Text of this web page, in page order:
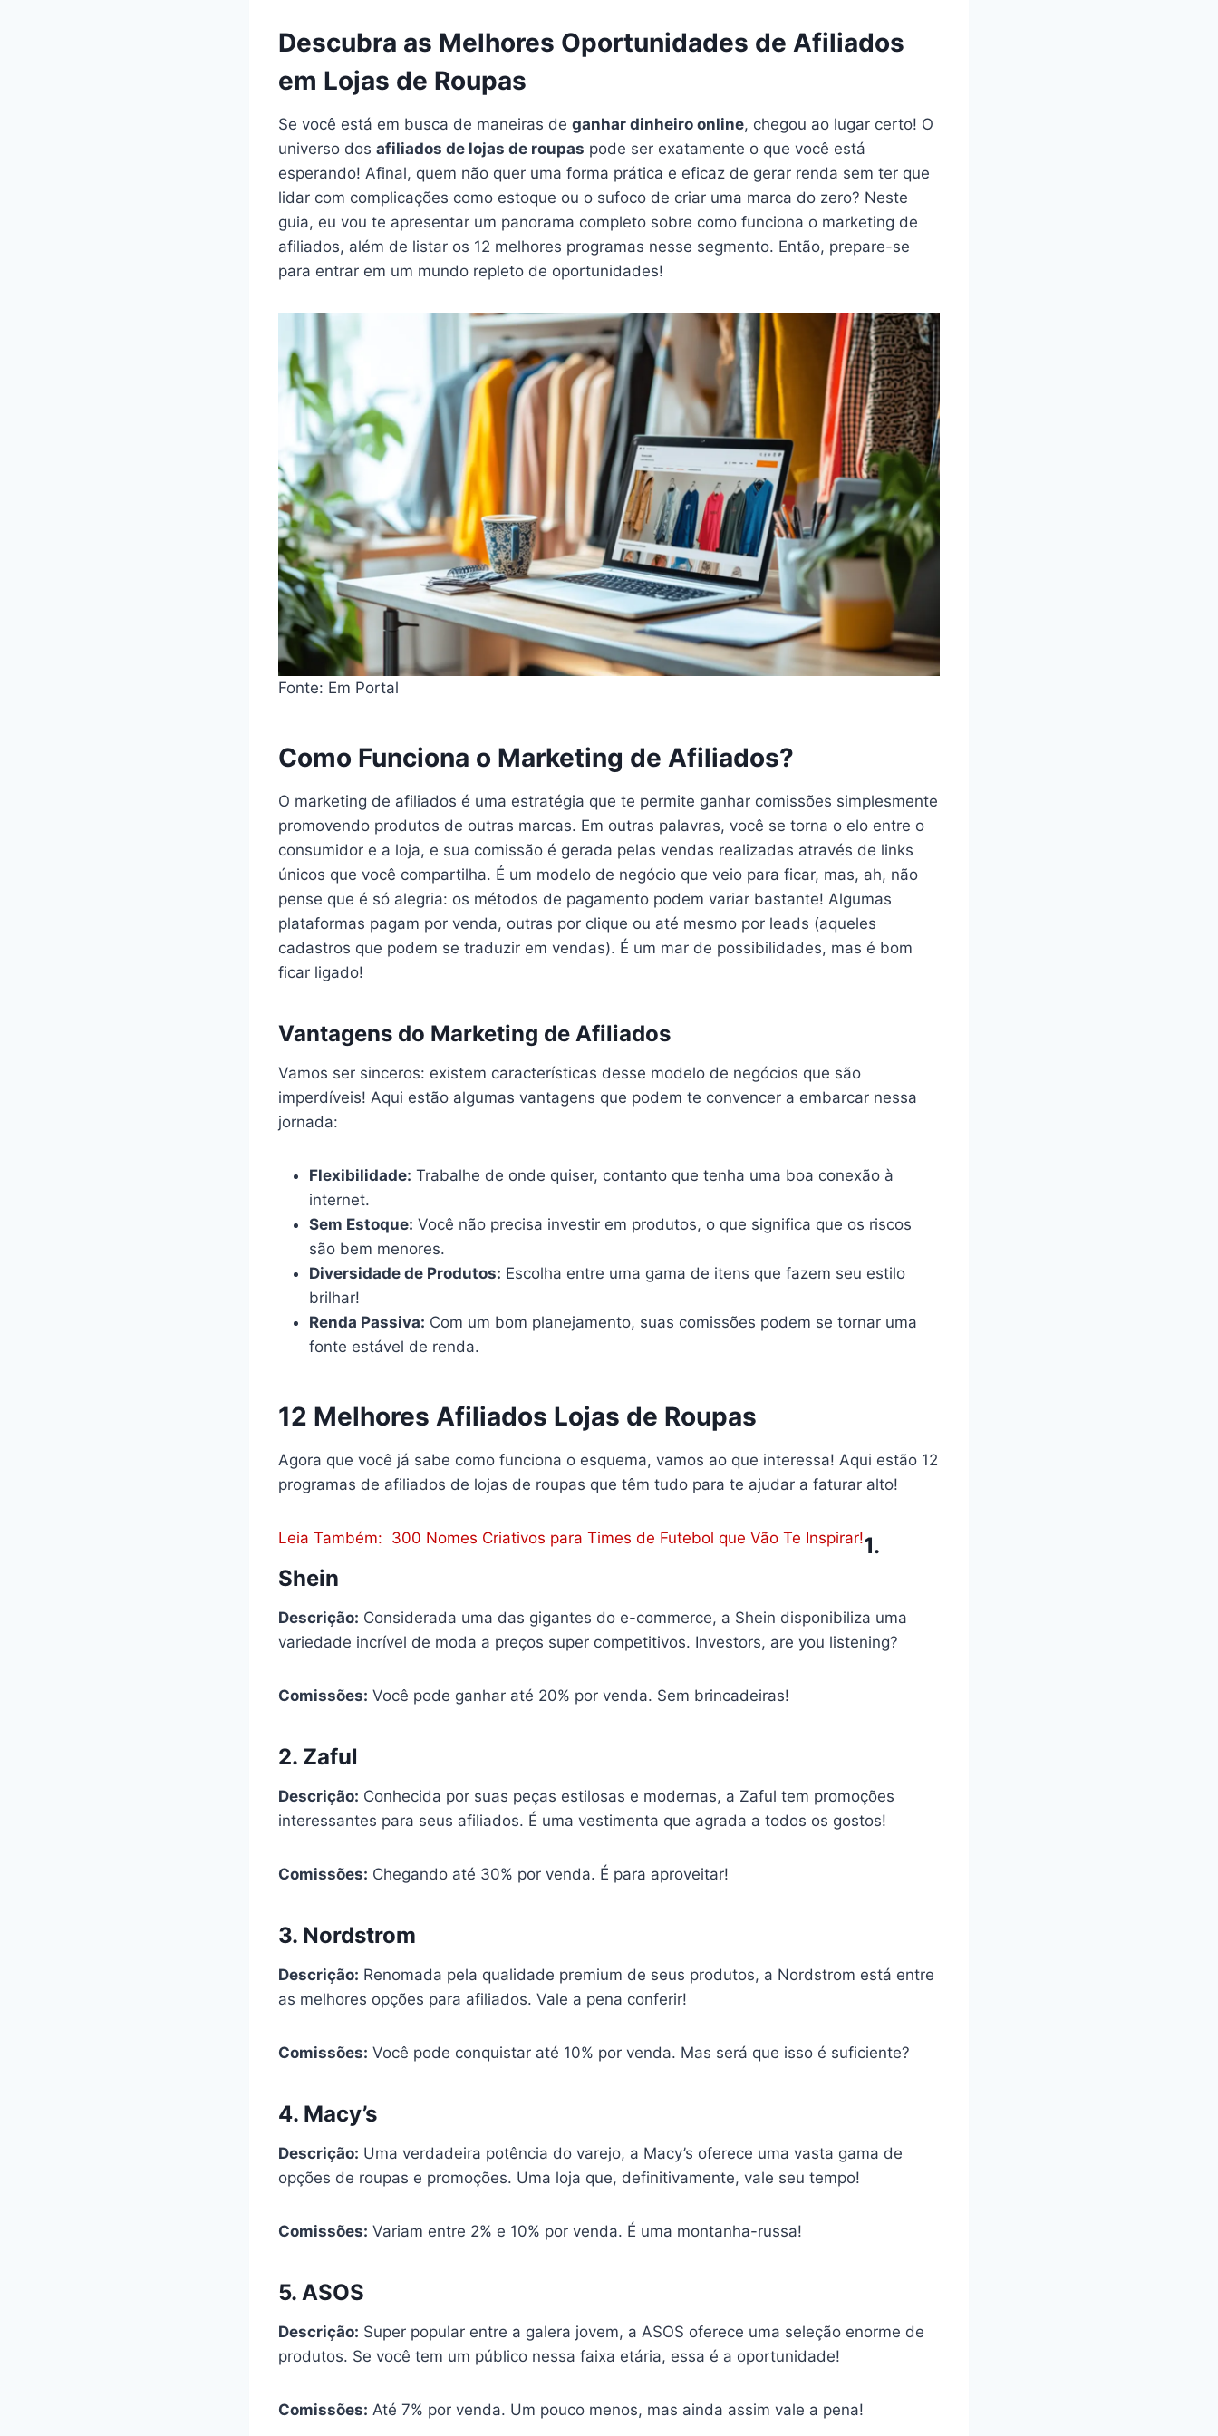
Descubra as Melhores Oportunidades de Afiliados
em Lojas de Roupas
Se você está em busca de maneiras de ganhar dinheiro online, chegou ao lugar certo! O
universo dos afiliados de lojas de roupas pode ser exatamente o que você está
esperando! Afinal, quem não quer uma forma prática e eficaz de gerar renda sem ter que
lidar com complicações como estoque ou o sufoco de criar uma marca do zero? Neste
guia, eu vou te apresentar um panorama completo sobre como funciona o marketing de
afiliados, além de listar os 12 melhores programas nesse segmento. Então, prepare-se
para entrar em um mundo repleto de oportunidades!
Fonte: Em Portal
Como Funciona o Marketing de Afiliados?
O marketing de afiliados é uma estratégia que te permite ganhar comissões simplesmente
promovendo produtos de outras marcas. Em outras palavras, você se torna o elo entre o
consumidor e a loja, e sua comissão é gerada pelas vendas realizadas através de links
únicos que você compartilha. É um modelo de negócio que veio para ficar, mas, ah, não
pense que é só alegria: os métodos de pagamento podem variar bastante! Algumas
plataformas pagam por venda, outras por clique ou até mesmo por leads (aqueles
cadastros que podem se traduzir em vendas). É um mar de possibilidades, mas é bom
ficar ligado!
Vantagens do Marketing de Afiliados
Vamos ser sinceros: existem características desse modelo de negócios que são
imperdíveis! Aqui estão algumas vantagens que podem te convencer a embarcar nessa
jornada:
Flexibilidade: Trabalhe de onde quiser, contanto que tenha uma boa conexão à
internet.
Sem Estoque: Você não precisa investir em produtos, o que significa que os riscos
são bem menores.
Diversidade de Produtos: Escolha entre uma gama de itens que fazem seu estilo
brilhar!
Renda Passiva: Com um bom planejamento, suas comissões podem se tornar uma
fonte estável de renda.
12 Melhores Afiliados Lojas de Roupas
Agora que você já sabe como funciona o esquema, vamos ao que interessa! Aqui estão 12
programas de afiliados de lojas de roupas que têm tudo para te ajudar a faturar alto!
Leia Também: 300 Nomes Criativos para Times de Futebol que Vão Te Inspirar!1.
Shein
Descrição: Considerada uma das gigantes do e-commerce, a Shein disponibiliza uma
variedade incrível de moda a preços super competitivos. Investors, are you listening?
Comissões: Você pode ganhar até 20% por venda. Sem brincadeiras!
2. Zaful
Descrição: Conhecida por suas peças estilosas e modernas, a Zaful tem promoções
interessantes para seus afiliados. É uma vestimenta que agrada a todos os gostos!
Comissões: Chegando até 30% por venda. É para aproveitar!
3. Nordstrom
Descrição: Renomada pela qualidade premium de seus produtos, a Nordstrom está entre
as melhores opções para afiliados. Vale a pena conferir!
Comissões: Você pode conquistar até 10% por venda. Mas será que isso é suficiente?
4. Macy’s
Descrição: Uma verdadeira potência do varejo, a Macy’s oferece uma vasta gama de
opções de roupas e promoções. Uma loja que, definitivamente, vale seu tempo!
Comissões: Variam entre 2% e 10% por venda. É uma montanha-russa!
5. ASOS
Descrição: Super popular entre a galera jovem, a ASOS oferece uma seleção enorme de
produtos. Se você tem um público nessa faixa etária, essa é a oportunidade!
Comissões: Até 7% por venda. Um pouco menos, mas ainda assim vale a pena!